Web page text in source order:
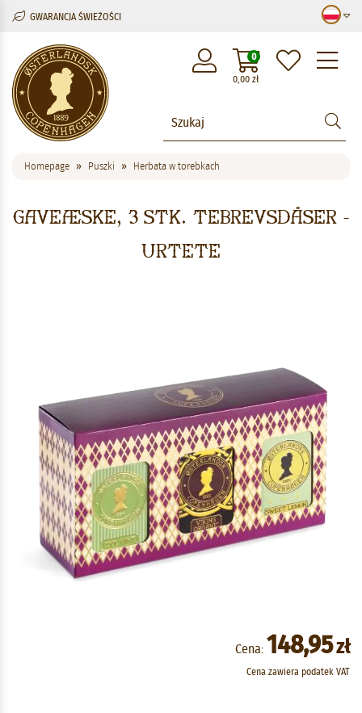
GWARANCJA ŚWIEŻOŚCI
0,00 zł
0
Homepage Puszki Herbata w torebkach
Gaveæske, 3 stk. tebrevsdåser -
UrteTe
Cena: 148,95zł
Cena zawiera podatek VAT